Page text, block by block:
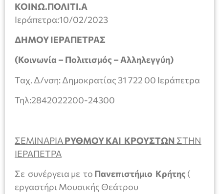
ΚΟΙΝΩ.ΠΟΛΙΤΙ.Α
Ιεράπετρα:10/02/2023
ΔΗΜΟΥ ΙΕΡΑΠΕΤΡΑΣ
(Κοινωνία – Πολιτισμός – Αλληλεγγύη)
Ταχ. Δ/νση: Δημοκρατίας 31 722 00 Ιεράπετρα
Τηλ:2842022200-24300
ΣΕΜΙΝΑΡΙΑΡΥΘΜΟΥ ΚΑΙ ΚΡΟΥΣΤΩΝ ΣΤΗΝ
ΙΕΡΑΠΕΤΡΑ
Σε συνέργεια με το Πανεπιστήμιο Κρήτης (
εργαστήρι Μουσικής Θεάτρου